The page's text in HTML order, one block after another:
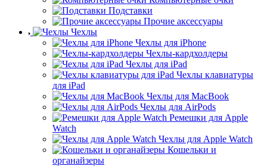
Подставки
Прочие аксессуары
Чехлы
Чехлы для iPhone
Чехлы-кардхолдеры
Чехлы для iPad
Чехлы клавиатуры
для iPad
Чехлы для MacBook
Чехлы для AirPods
Ремешки для Apple
Watch
Чехлы для Apple Watch
Кошельки и
органайзеры